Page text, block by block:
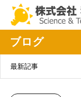
ブログ
最新記事